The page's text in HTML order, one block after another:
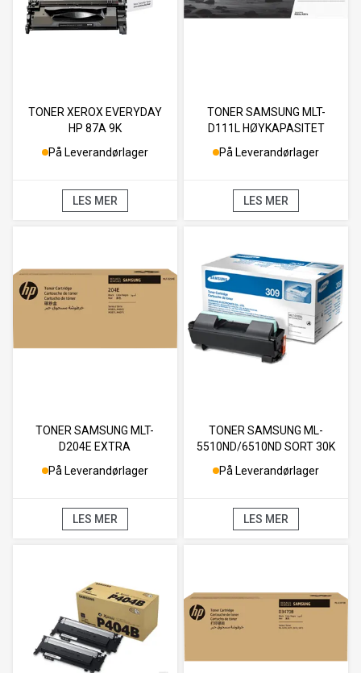
TONER XEROX EVERYDAY
HP 87A 9K
På Leverandørlager
LES MER
TONER SAMSUNG MLT-
D111L HØYKAPASITET
På Leverandørlager
LES MER
TONER SAMSUNG MLT-
D204E EXTRA
HØYKAPASITET SORT 10K
På Leverandørlager
LES MER
TONER SAMSUNG ML-
5510ND/6510ND SORT 30K
På Leverandørlager
LES MER